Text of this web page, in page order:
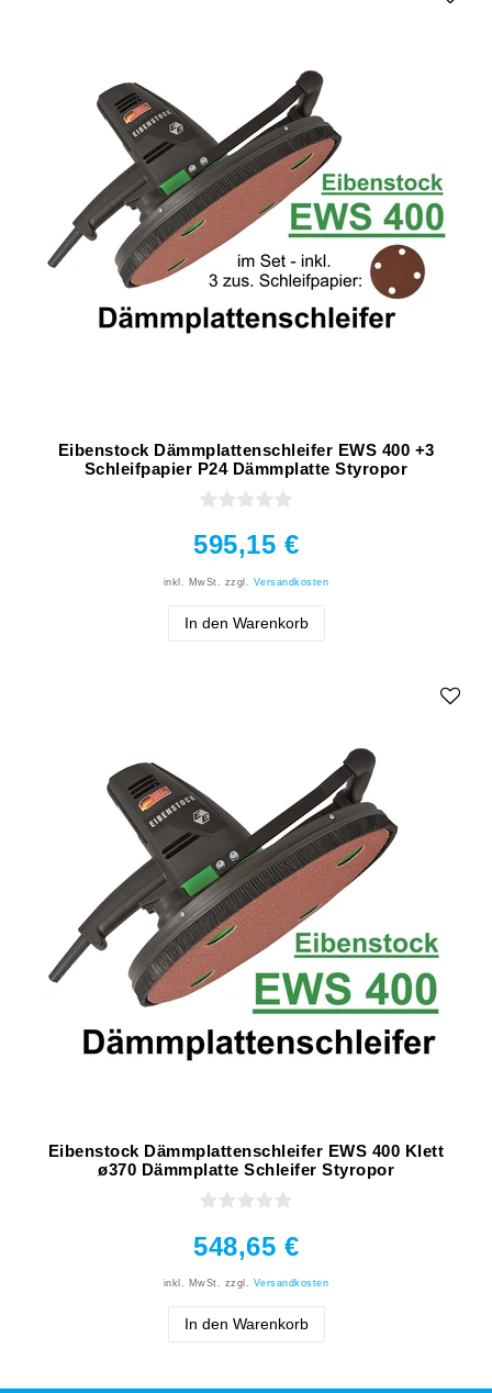
Eibenstock Dämmplattenschleifer EWS 400 +3
Schleifpapier P24 Dämmplatte Styropor
595,15 €
inkl. MwSt. zzgl. Versandkosten
In den Warenkorb
Eibenstock Dämmplattenschleifer EWS 400 Klett
ø370 Dämmplatte Schleifer Styropor
548,65 €
inkl. MwSt. zzgl. Versandkosten
In den Warenkorb